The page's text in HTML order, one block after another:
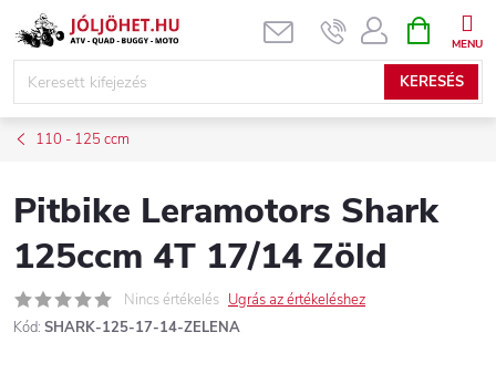
Ugrás
KERESÉS
KOSÁR
110 - 125 ccm
Pitbike Leramotors Shark
125ccm 4T 17/14 Zöld
Nincs értékelés Ugrás az értékeléshez
Kód: SHARK-125-17-14-ZELENA